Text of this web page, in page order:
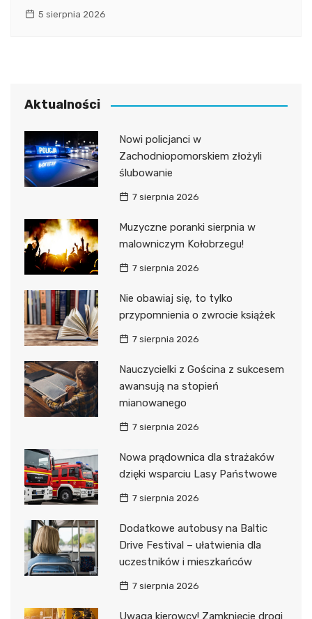
5 sierpnia 2026
Aktualności
Nowi policjanci w
Zachodniopomorskiem złożyli
ślubowanie
7 sierpnia 2026
Muzyczne poranki sierpnia w
malowniczym Kołobrzegu!
7 sierpnia 2026
Nie obawiaj się, to tylko
przypomnienia o zwrocie książek
7 sierpnia 2026
Nauczycielki z Gościna z sukcesem
awansują na stopień
mianowanego
7 sierpnia 2026
Nowa prądownica dla strażaków
dzięki wsparciu Lasy Państwowe
7 sierpnia 2026
Dodatkowe autobusy na Baltic
Drive Festival – ułatwienia dla
uczestników i mieszkańców
7 sierpnia 2026